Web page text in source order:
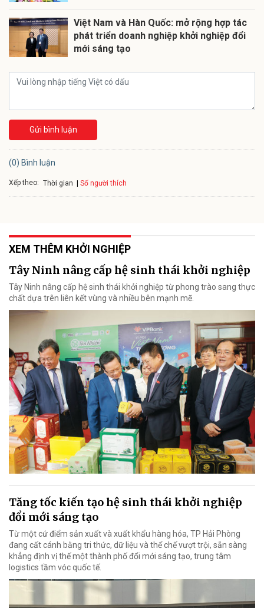
Việt Nam và Hàn Quốc: mở rộng hợp tác
phát triển doanh nghiệp khởi nghiệp đổi
mới sáng tạo
Gửi bình luận
(0) Bình luận
Xếp theo: Thời gian Số người thích
XEM THÊM KHỞI NGHIỆP
Tây Ninh nâng cấp hệ sinh thái khởi nghiệp
Tây Ninh nâng cấp hệ sinh thái khởi nghiệp từ phong trào sang thực
chất dựa trên liên kết vùng và nhiều bên mạnh mẽ.
Tăng tốc kiến tạo hệ sinh thái khởi nghiệp
đổi mới sáng tạo
Từ một cứ điểm sản xuất và xuất khẩu hàng hóa, TP Hải Phòng
đang cất cánh bằng tri thức, dữ liệu và thể chế vượt trội, sẵn sàng
khẳng định vị thế một thành phố đổi mới sáng tạo, trung tâm
logistics tầm vóc quốc tế.